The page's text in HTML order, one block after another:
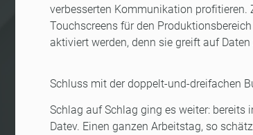
verbesserten Kommunikation profitieren.
Touchscreens für den
aktiviert werden, denn sie greift auf
Schluss mit der doppelt-und-dreifachen
Schlag auf Schlag ging es weiter: bereits
Datev. Einen ganzen Arbeitstag, so